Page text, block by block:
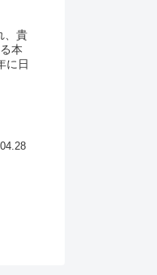
、貴
本
に日